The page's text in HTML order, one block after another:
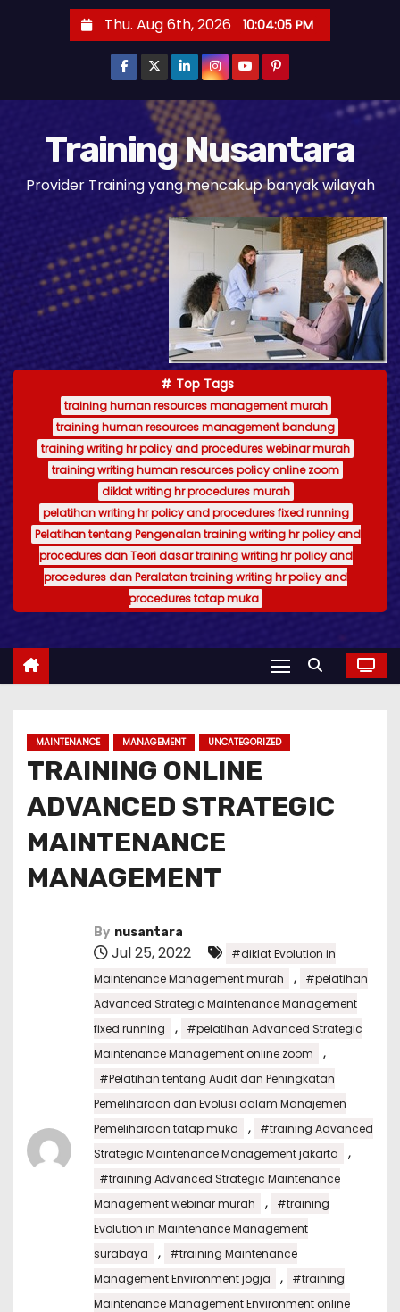
t
Thu. Aug 6th, 2026 10:04:06 PM
Training Nusantara
Provider Training yang mencakup banyak wilayah
Top Tags
training human resources management murah
training human resources management bandung
training writing hr policy and procedures webinar murah
training writing human resources policy online zoom
diklat writing hr procedures murah
pelatihan writing hr policy and procedures fixed running
Pelatihan tentang Pengenalan training writing hr policy and
procedures dan Teori dasar training writing hr policy and
procedures dan Peralatan training writing hr policy and
procedures tatap muka
MAINTENANCE MANAGEMENT UNCATEGORIZED
TRAINING ONLINE
ADVANCED STRATEGIC
MAINTENANCE
MANAGEMENT
By nusantara
Jul 25, 2022
#diklat Evolution in
Maintenance Management murah
,
#pelatihan
Advanced Strategic Maintenance Management
fixed running
,
#pelatihan Advanced Strategic
Maintenance Management online zoom
,
#Pelatihan tentang Audit dan Peningkatan
Pemeliharaan dan Evolusi dalam Manajemen
Pemeliharaan tatap muka
,
#training Advanced
Strategic Maintenance Management jakarta
,
#training Advanced Strategic Maintenance
Management webinar murah
,
#training
Evolution in Maintenance Management
surabaya
,
#training Maintenance
Management Environment jogja
,
#training
Maintenance Management Environment online